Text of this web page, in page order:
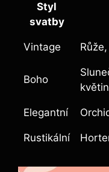
Styl
svatby
Vintage
Boho
Elegantní
Rustikální